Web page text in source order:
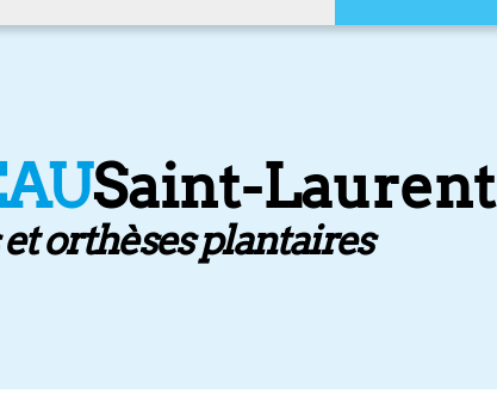
Saint-Laurent
orthèses plantaires